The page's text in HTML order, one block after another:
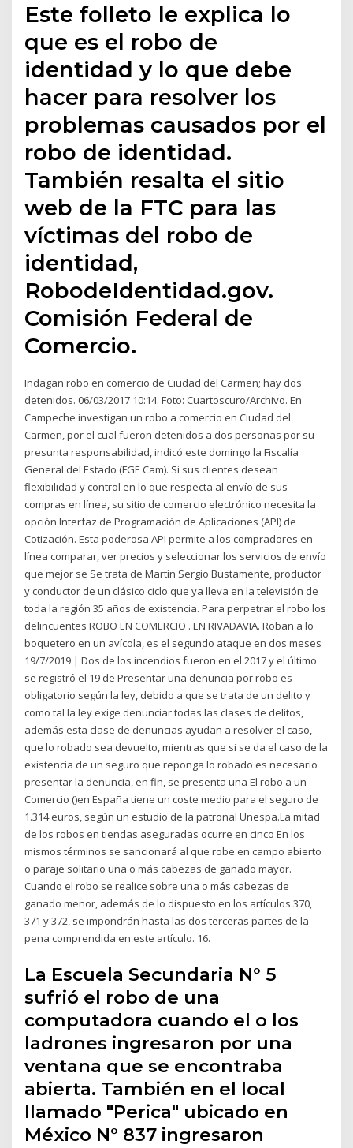
Este folleto le explica lo
que es el robo de
identidad y lo que debe
hacer para resolver los
problemas causados por el
robo de identidad.
También resalta el sitio
web de la FTC para las
víctimas del robo de
identidad,
RobodeIdentidad.gov.
Comisión Federal de
Comercio.
Indagan robo en comercio de Ciudad del Carmen; hay dos
detenidos. 06/03/2017 10:14. Foto: Cuartoscuro/Archivo. En
Campeche investigan un robo a comercio en Ciudad del
Carmen, por el cual fueron detenidos a dos personas por su
presunta responsabilidad, indicó este domingo la Fiscalía
General del Estado (FGE Cam). Si sus clientes desean
flexibilidad y control en lo que respecta al envío de sus
compras en línea, su sitio de comercio electrónico necesita la
opción Interfaz de Programación de Aplicaciones (API) de
Cotización. Esta poderosa API permite a los compradores en
línea comparar, ver precios y seleccionar los servicios de envío
que mejor se Se trata de Martín Sergio Bustamente, productor
y conductor de un clásico ciclo que ya lleva en la televisión de
toda la región 35 años de existencia. Para perpetrar el robo los
delincuentes ROBO EN COMERCIO . EN RIVADAVIA. Roban a lo
boquetero en un avícola, es el segundo ataque en dos meses
19/7/2019 | Dos de los incendios fueron en el 2017 y el último
se registró el 19 de Presentar una denuncia por robo es
obligatorio según la ley, debido a que se trata de un delito y
como tal la ley exige denunciar todas las clases de delitos,
además esta clase de denuncias ayudan a resolver el caso,
que lo robado sea devuelto, mientras que si se da el caso de la
existencia de un seguro que reponga lo robado es necesario
presentar la denuncia, en fin, se presenta una El robo a un
Comercio ()en España tiene un coste medio para el seguro de
1.314 euros, según un estudio de la patronal Unespa.La mitad
de los robos en tiendas aseguradas ocurre en cinco En los
mismos términos se sancionará al que robe en campo abierto
o paraje solitario una o más cabezas de ganado mayor.
Cuando el robo se realice sobre una o más cabezas de
ganado menor, además de lo dispuesto en los artículos 370,
371 y 372, se impondrán hasta las dos terceras partes de la
pena comprendida en este artículo. 16.
La Escuela Secundaria N° 5
sufrió el robo de una
computadora cuando el o los
ladrones ingresaron por una
ventana que se encontraba
abierta. También en el local
llamado "Perica" ubicado en
México N° 837 ingresaron